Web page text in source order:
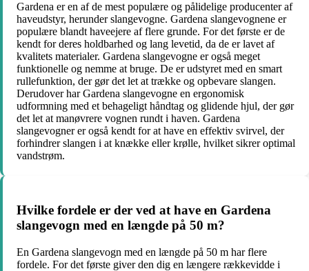
Gardena er en af de mest populære og pålidelige producenter af
haveudstyr, herunder slangevogne. Gardena slangevognene er
populære blandt haveejere af flere grunde. For det første er de
kendt for deres holdbarhed og lang levetid, da de er lavet af
kvalitets materialer. Gardena slangevogne er også meget
funktionelle og nemme at bruge. De er udstyret med en smart
rullefunktion, der gør det let at trække og opbevare slangen.
Derudover har Gardena slangevogne en ergonomisk
udformning med et behageligt håndtag og glidende hjul, der gør
det let at manøvrere vognen rundt i haven. Gardena
slangevogner er også kendt for at have en effektiv svirvel, der
forhindrer slangen i at knække eller krølle, hvilket sikrer optimal
vandstrøm.
Hvilke fordele er der ved at have en Gardena
slangevogn med en længde på 50 m?
En Gardena slangevogn med en længde på 50 m har flere
fordele. For det første giver den dig en længere rækkevidde i